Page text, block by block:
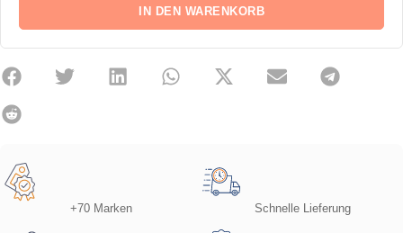
IN DEN WARENKORB
+70 Marken Schnelle Lieferung